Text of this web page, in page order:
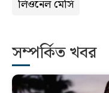
লিওনেল মেসি
সম্পর্কিত খবর